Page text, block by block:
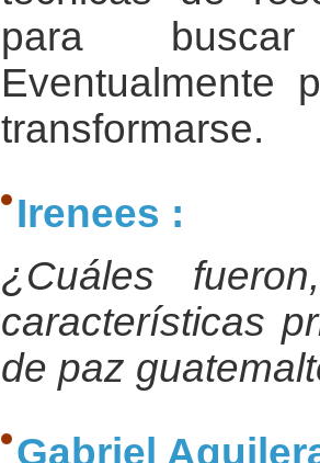
para
Eventualmente
transformarse.
Irenees :
¿Cuáles
características
de paz
Gabriel